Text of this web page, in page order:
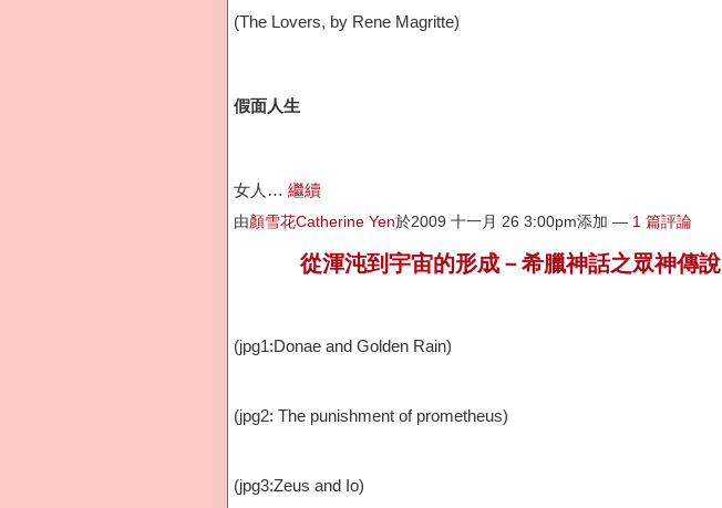
(The Lovers, by Rene Magritte)
假面人生
女人… 繼續
由顏雪花Catherine Yen於2009 十一月 26 3:00pm添加 — 1 篇評論
從渾沌到宇宙的形成－希臘神話之眾神傳說
(jpg1:Donae and Golden Rain)
(jpg2: The punishment of prometheus)
(jpg3:Zeus and Io)